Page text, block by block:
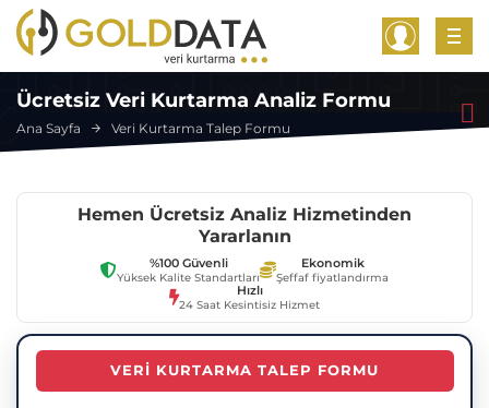
Ücretsiz Veri Kurtarma Analiz Formu
Ana Sayfa Veri Kurtarma Talep Formu
Hemen Ücretsiz Analiz Hizmetinden
Yararlanın
%100 Güvenli
Yüksek Kalite Standartları
Ekonomik
Şeffaf fiyatlandırma
Hızlı
24 Saat Kesintisiz Hizmet
VERI KURTARMA TALEP FORMU